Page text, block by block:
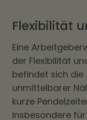
Flexibilität
Eine
der Flexibilität
befindet sich die
unmittelbarer
kurze
insbesondere